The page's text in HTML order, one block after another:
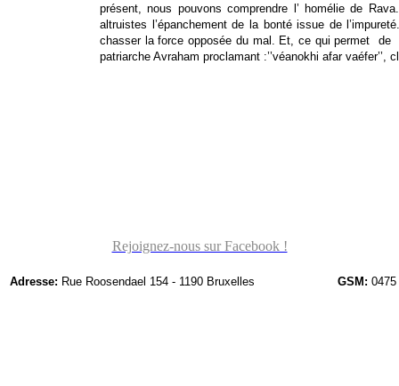
présent, nous pouvons comprendre l’ homélie de
altruistes l’épanchement de la bonté issue de
chasser la force opposée du mal. Et, ce qui permet de
patriarche Avraham proclamant :’’véanokhi afar
Rejoignez-nous sur Facebook !
Adresse: Rue Roosendael 154 - 1190 Bruxelles GSM: